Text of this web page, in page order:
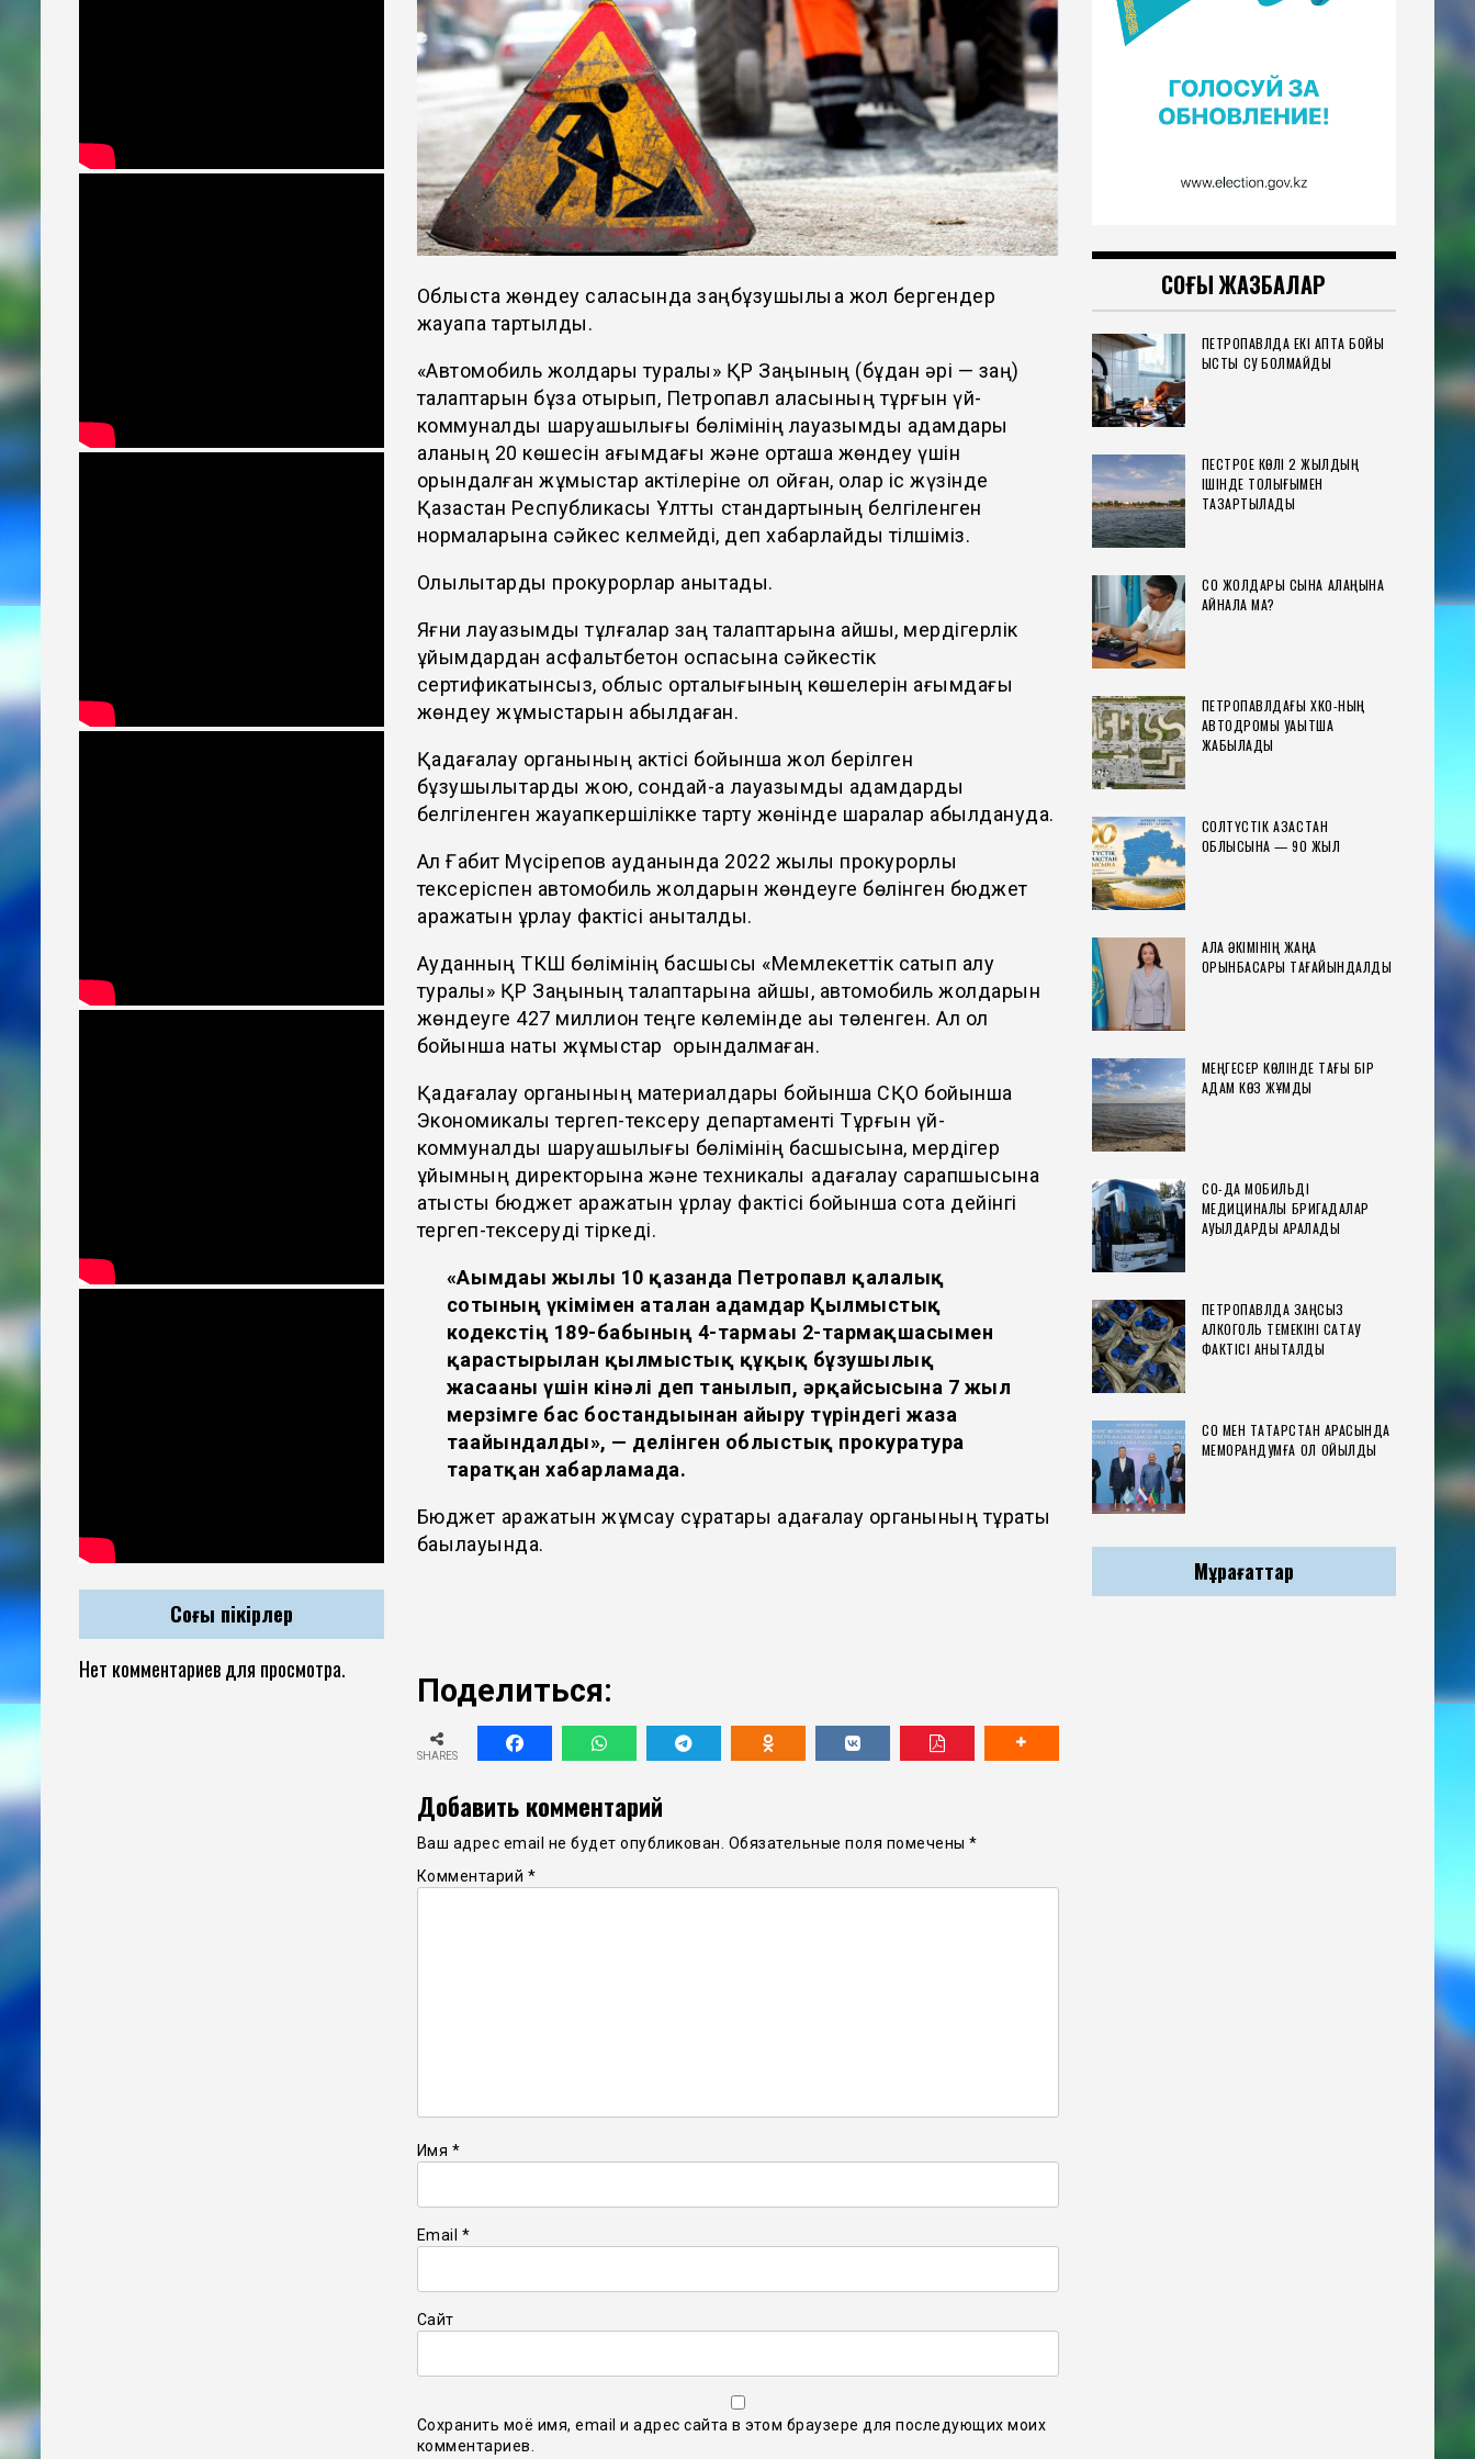
Облыста жөндеу саласында заңбұзушылыққа жол бергендер
жауапқа тартылды.
«Автомобиль жолдары туралы» ҚР Заңының (бұдан әрі — заң)
талаптарын бұза отырып, Петропавл қаласының тұрғын үй-
коммуналдық шаруашылығы бөлімінің лауазымды адамдары
қаланың 20 көшесін ағымдағы және орташа жөндеу үшін
орындалған жұмыстар актілеріне қол қойған, олар іс жүзінде
Қазақстан Республикасы Ұлттық стандартының белгіленген
нормаларына сәйкес келмейді, деп хабарлайды тілшіміз.
Олқылықтарды прокурорлар анықтады.
Яғни лауазымды тұлғалар заң талаптарына қайшы, мердігерлік
ұйымдардан асфальтбетон қоспасына сәйкестік
сертификатынсыз, облыс орталығының көшелерін ағымдағы
жөндеу жұмыстарын қабылдаған.
Қадағалау органының актісі бойынша жол берілген
бұзушылықтарды жою, сондай-ақ лауазымды адамдарды
белгіленген жауапкершілікке тарту жөнінде шаралар қабылдануда.
Ал Ғабит Мүсірепов ауданында 2022 жылы прокурорлық
тексеріспен автомобиль жолдарын жөндеуге бөлінген бюджет
қаражатын ұрлау фактісі анықталды.
Ауданның ТКШ бөлімінің басшысы «Мемлекеттік сатып алу
туралы» ҚР Заңының талаптарына қайшы, автомобиль жолдарын
жөндеуге 427 миллион теңге көлемінде ақы төленген. Ал ол
бойынша нақты жұмыстар орындалмаған.
Қадағалау органының материалдары бойынша СҚО бойынша
Экономикалық тергеп-тексеру департаменті Тұрғын үй-
коммуналдық шаруашылығы бөлімінің басшысына, мердігер
ұйымның директорына және техникалық қадағалау сарапшысына
қатысты бюджет қаражатын ұрлау фактісі бойынша сотқа дейінгі
тергеп-тексеруді тіркеді.
«Ағымдағы жылғы 10 қазанда Петропавл қалалық
сотының үкімімен аталған адамдар Қылмыстық
кодекстің 189-бабының 4-тармағы 2-тармақшасымен
қарастырылған қылмыстық құқық бұзушылық
жасағаны үшін кінәлі деп танылып, әрқайсысына 7 жыл
мерзімге бас бостандығынан айыру түріндегі жаза
тағайындалды», — делінген облыстық прокуратура
таратқан хабарламада.
Бюджет қаражатын жұмсау сұрақтары қадағалау органының тұрақты
бақылауында.
Поделиться:
SHARES
Добавить комментарий
Ваш адрес email не будет опубликован. Обязательные поля помечены *
Комментарий *
Имя *
Email *
Сайт
Сохранить моё имя, email и адрес сайта в этом браузере для последующих моих
комментариев.
Соңғы пікірлер
Нет комментариев для просмотра.
СОҢҒЫ ЖАЗБАЛАР
ПЕТРОПАВЛДА ЕКІ АПТА БОЙЫ
ЫСТЫҚ СУ БОЛМАЙДЫ
ПЕСТРОЕ КӨЛІ 2 ЖЫЛДЫҢ
ІШІНДЕ ТОЛЫҒЫМЕН
ТАЗАРТЫЛАДЫ
СҚО ЖОЛДАРЫ СЫНАҚ АЛАҢЫНА
АЙНАЛА МА?
ПЕТРОПАВЛДАҒЫ ХҚКО-НЫҢ
АВТОДРОМЫ УАҚЫТША
ЖАБЫЛАДЫ
СОЛТҮСТІК ҚАЗАҚСТАН
ОБЛЫСЫНА — 90 ЖЫЛ
ҚАЛА ӘКІМІНІҢ ЖАҢА
ОРЫНБАСАРЫ ТАҒАЙЫНДАЛДЫ
МЕҢГЕСЕР КӨЛІНДЕ ТАҒЫ БІР
АДАМ КӨЗ ЖҰМДЫ
СҚО-ДА МОБИЛЬДІ
МЕДИЦИНАЛЫҚ БРИГАДАЛАР
АУЫЛДАРДЫ АРАЛАДЫ
ПЕТРОПАВЛДА ЗАҢСЫЗ
АЛКОГОЛЬ ТЕМЕКІНІ САҚТАУ
ФАКТІСІ АНЫҚТАЛДЫ
СҚО МЕН ТАТАРСТАН АРАСЫНДА
МЕМОРАНДУМҒА ҚОЛ ҚОЙЫЛДЫ
Мұрағаттар